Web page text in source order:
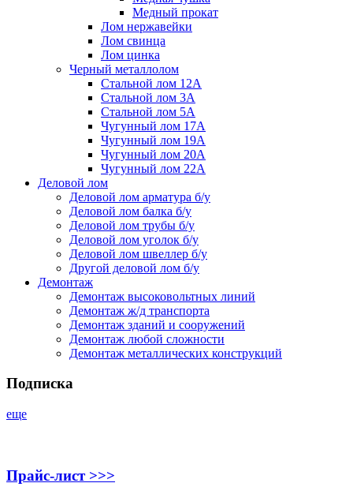
Медный прокат
Лом нержавейки
Лом свинца
Лом цинка
Черный металлолом
Стальной лом 12А
Стальной лом 3А
Стальной лом 5А
Чугунный лом 17А
Чугунный лом 19А
Чугунный лом 20А
Чугунный лом 22А
Деловой лом
Деловой лом арматура б/у
Деловой лом балка б/у
Деловой лом трубы б/у
Деловой лом уголок б/у
Деловой лом швеллер б/у
Другой деловой лом б/у
Демонтаж
Демонтаж высоковольтных линий
Демонтаж ж/д транспорта
Демонтаж зданий и сооружений
Демонтаж любой сложности
Демонтаж металлических конструкций
Подписка
еще
Прайс-лист >>>